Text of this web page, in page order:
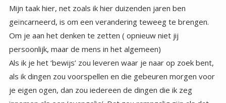
Mijn taak hier, net zoals ik hier duizenden jaren ben
geïncarneerd, is om een verandering teweeg te brengen.
Om je aan het denken te zetten ( opnieuw niet jij
persoonlijk, maar de mens in het algemeen)
Als ik je het ‘bewijs’ zou leveren waar je naar op zoek bent,
als ik dingen zou voorspellen en die gebeuren morgen voor
je eigen ogen, dan zou iedereen de dingen die ik zeg
innemen als een ‘evangelie’. Dat zou rampzalig zijn als dat
zou gebeuren, omdat je dan niets voor jezelf zou hebben